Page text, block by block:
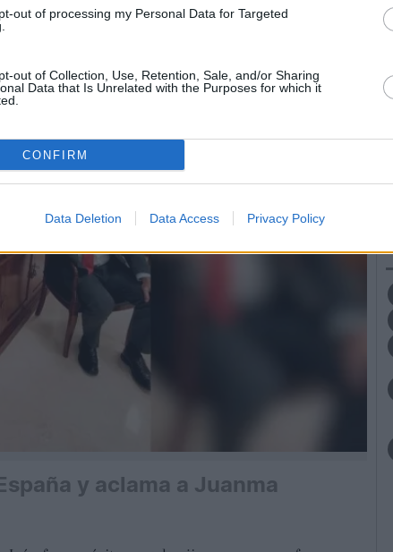
out of processing my Personal Data for Targeted
out of Collection, Use, Retention, Sale, and/or Sharing
Data that Is Unrelated with the Purposes for which it
CONFIRM
Data Deletion Data Access Privacy Policy
de Jaén.
y aclama a Juanma